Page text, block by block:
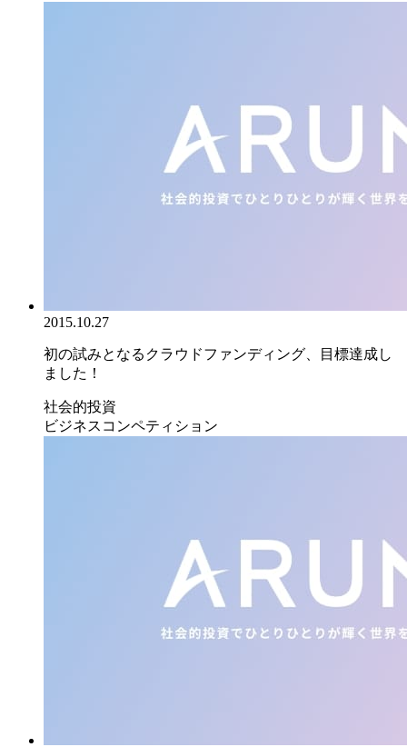
2015.10.27
初の試みとなるクラウドファンディング、目標達成し
ました！
社会的投資
ビジネスコンペティション